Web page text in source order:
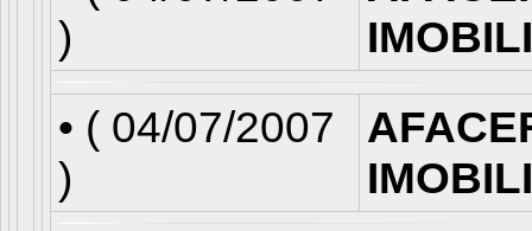
)
• ( 04/07/2007
)